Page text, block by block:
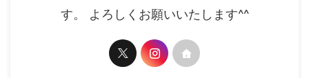
す。 よろしくお願いいたします^^